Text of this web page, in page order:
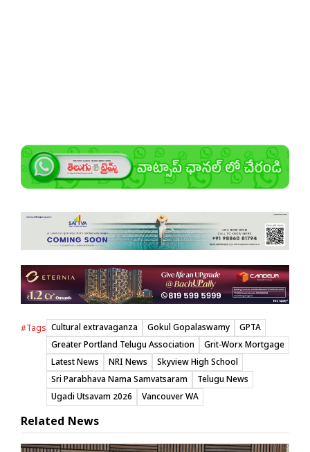
#Tags Cultural extravaganza Gokul Gopalaswamy
GPTA
Greater Portland Telugu Association
Grit-Worx Mortgage
Latest News
NRI News
Skyview High School
Sri Parabhava Nama Samvatsaram
Telugu News
Ugadi Utsavam 2026
Vancouver WA
Related News